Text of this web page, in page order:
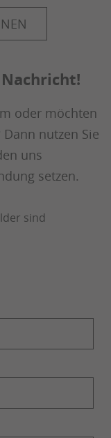
oder möchten
nutzen Sie
uns
setzen.
sind